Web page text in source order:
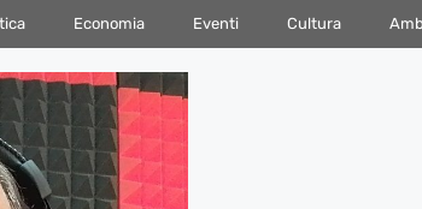
Economia Eventi Cultura